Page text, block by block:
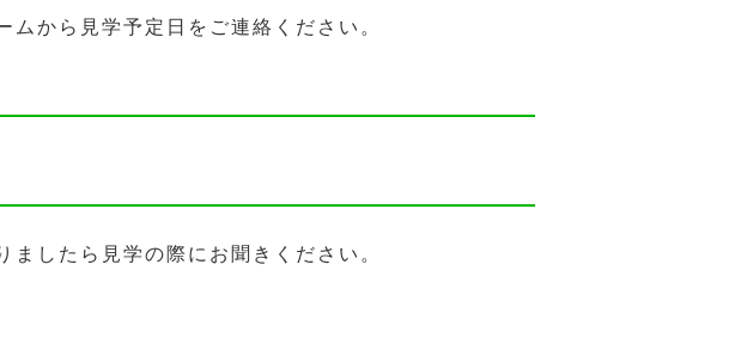
から見学予定日をご連絡ください。
したら見学の際にお聞きください。